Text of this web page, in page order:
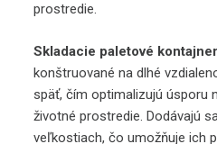
prostredie.
Skladacie paletové
konštruované na dlhé
späť, čím optimalizujú úsporu
životné prostredie. Dodávajú
veľkostiach, čo umožňuje ich